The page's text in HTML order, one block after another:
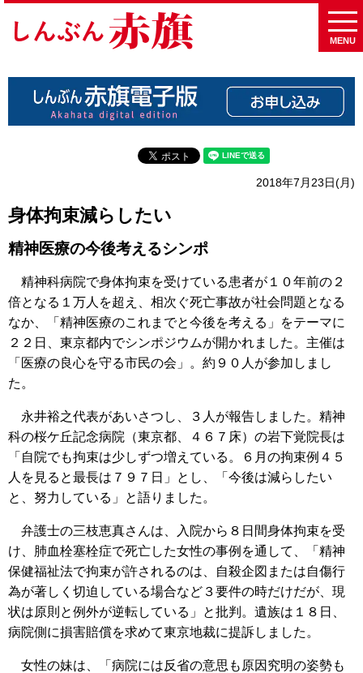
MENU
2018年7月23日(月)
身体拘束減らしたい
精神医療の今後考えるシンポ
精神科病院で身体拘束を受けている患者が１０年前の２
倍となる１万人を超え、相次ぐ死亡事故が社会問題となる
なか、「精神医療のこれまでと今後を考える」をテーマに
２２日、東京都内でシンポジウムが開かれました。主催は
「医療の良心を守る市民の会」。約９０人が参加しまし
た。
永井裕之代表があいさつし、３人が報告しました。精神
科の桜ケ丘記念病院（東京都、４６７床）の岩下覚院長は
「自院でも拘束は少しずつ増えている。６月の拘束例４５
人を見ると最長は７９７日」とし、「今後は減らしたい
と、努力している」と語りました。
弁護士の三枝恵真さんは、入院から８日間身体拘束を受
け、肺血栓塞栓症で死亡した女性の事例を通して、「精神
保健福祉法で拘束が許されるのは、自殺企図または自傷行
為が著しく切迫している場合など３要件の時だけだが、現
状は原則と例外が逆転している」と批判。遺族は１８日、
病院側に損害賠償を求めて東京地裁に提訴しました。
女性の妹は、「病院には反省の意思も原因究明の姿勢も